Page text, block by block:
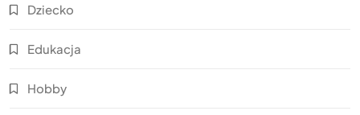
Dziecko
Edukacja
Hobby